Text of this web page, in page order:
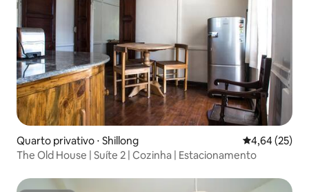
Quarto privativo ⋅ Shillong 4,64 de uma
4,64 (25)
The Old House | Suíte 2 | Cozinha | Estacionamento